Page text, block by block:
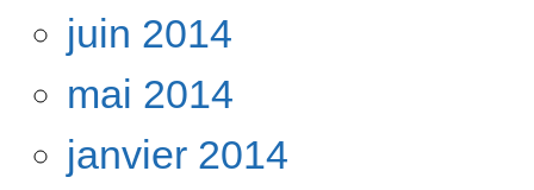
juin 2014
mai 2014
janvier 2014